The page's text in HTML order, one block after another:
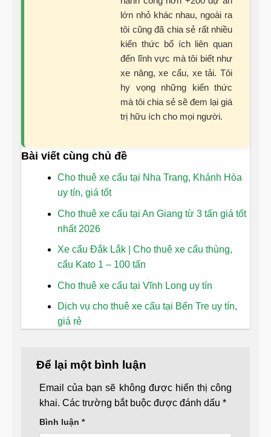
lớn nhỏ khác nhau, ngoài ra
tôi cũng đã chia sẻ rất nhiều
kiến thức bổ ích liên quan
đến lĩnh vực mà tôi biết như
xe nâng, xe cẩu, xe tải. Tôi
hy vọng những kiến thức
mà tôi chia sẻ sẽ đem lại giá
trị hữu ích cho mọi người.
Bài viết cùng chủ đề
Cho thuê xe cẩu tại Nha Trang, Khánh Hòa
uy tín, giá tốt
Cho thuê xe cẩu tại An Giang từ 3 tấn giá tốt
nhất 2026
Xe cẩu Đắk Lắk | Cho thuê xe cẩu thùng,
cẩu Kato 1 – 100 tấn
Cho thuê xe cẩu tại Vĩnh Long uy tín
Dịch vụ cho thuê xe cẩu tại Bến Tre uy tín,
giá rẻ
Để lại một bình luận
Email của bạn sẽ không được hiển thị công
khai. Các trường bắt buộc được đánh dấu *
Bình luận *